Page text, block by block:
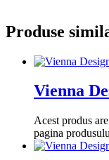
Produse
Vienna
Acest produs
pagina